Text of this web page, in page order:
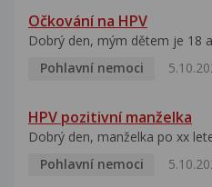
Očkování na HPV
Dobrý den, mým dětem je 18
Pohlavní nemoci
HPV pozitivní manželka
Dobrý den, manželka po xx
Pohlavní nemoci